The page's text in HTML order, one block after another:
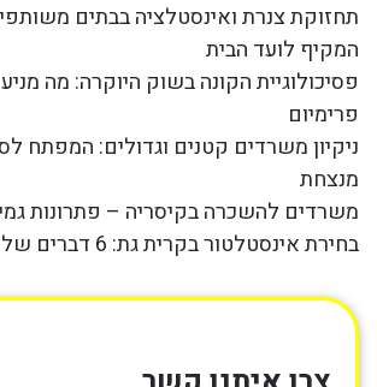
תחזוקת צנרת ואינסטלציה בבתים
המקיף לועד הבית
פסיכולוגיית הקונה בשוק היוקרה: מה
פרימיום
ניקיון משרדים קטנים וגדולים: המפתח
מנצחת
משרדים להשכרה בקיסריה – פתרונות
בחירת אינסטלטור בקרית גת: 6 דברים שלא כדאי לפספס